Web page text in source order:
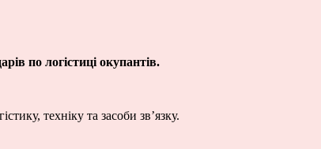
по логістиці окупантів.
техніку та засоби зв’язку.